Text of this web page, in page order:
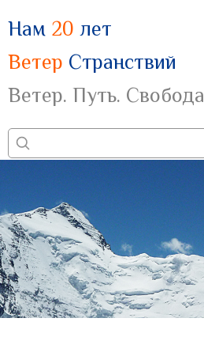
Нам 20 лет
Ветер Странствий
Ветер. Путь. Свобода